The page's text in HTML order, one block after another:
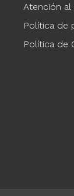
Atención al
Política de
Política de